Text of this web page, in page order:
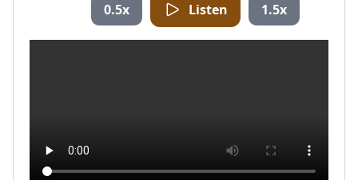
0.5x Listen 1.5x